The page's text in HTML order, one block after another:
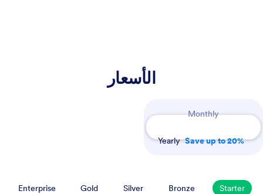
الأسعار
Monthly
Yearly Save up to 20%
Starter
Bronze
Silver
Gold
Enterprise